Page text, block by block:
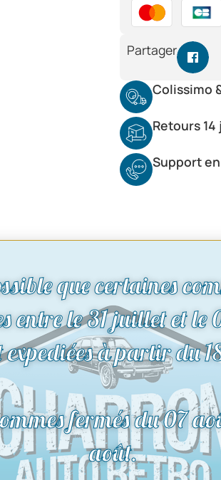
Partager
Colissimo
Retours 14
Support
Vis platinées
que certaines
entre le 31 juillet et le
expediées à partir du
fermés du 07
août.